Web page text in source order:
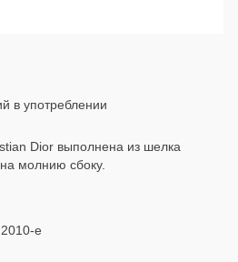
в употреблении
Dior выполнена из шелка
молнию сбоку.
е